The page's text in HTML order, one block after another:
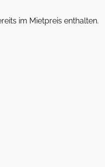
im Mietpreis enthalten.